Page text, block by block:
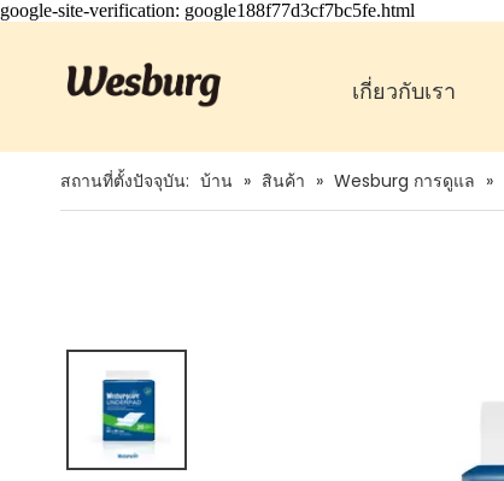
google-site-verification: google188f77d3cf7bc5fe.html
เกี่ยวกับเรา
สถานที่ตั้งปัจจุบัน: บ้าน » สินค้า » Wesburg การดูแล »